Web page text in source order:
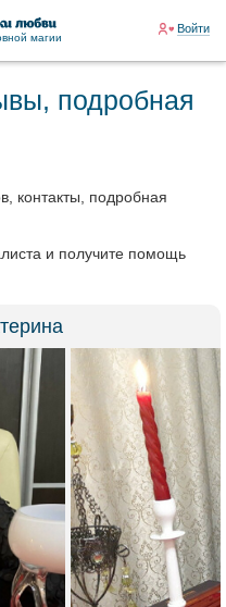
магии
Войти
подробная
контакты, подробная
и получите помощь